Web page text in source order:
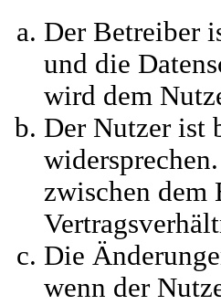
Der Betreiber
und die
wird dem
Der Nutzer ist
zwischen dem
Die
wenn der